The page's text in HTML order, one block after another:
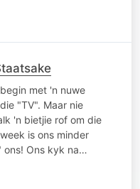
met 'n nuwe
"TV". Maar nie
'n bietjie rof om die
is ons minder
ons! Ons kyk na…